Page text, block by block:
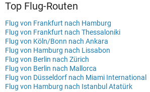
Top Flug-Routen
Flug von Frankfurt nach Hamburg
Flug von Frankfurt nach Thessaloniki
Flug von Köln/Bonn nach Ankara
Flug von Hamburg nach Lissabon
Flug von Berlin nach Zürich
Flug von Berlin nach Mallorca
Flug von Düsseldorf nach Miami International
Flug von Hamburg nach Istanbul Atatürk